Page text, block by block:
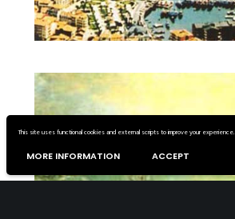
This site uses functional cookies and external scripts to improve your experience.
MORE INFORMATION ACCEPT